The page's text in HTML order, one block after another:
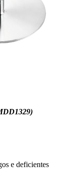
e deficientes